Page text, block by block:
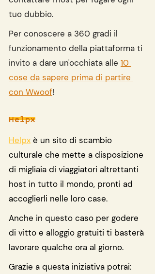
tuo dubbio.
Per conoscere a 360 gradi il
funzionamento della piattaforma ti
invito a dare un'occhiata alle 10
cose da sapere prima di partire
con Wwoof!
Helpx
Helpx è un sito di scambio
culturale che mette a disposizione
di migliaia di viaggiatori altrettanti
host in tutto il mondo, pronti ad
accoglierli nelle loro case.
Anche in questo caso per godere
di vitto e alloggio gratuiti ti basterà
lavorare qualche ora al giorno.
Grazie a questa iniziativa potrai: